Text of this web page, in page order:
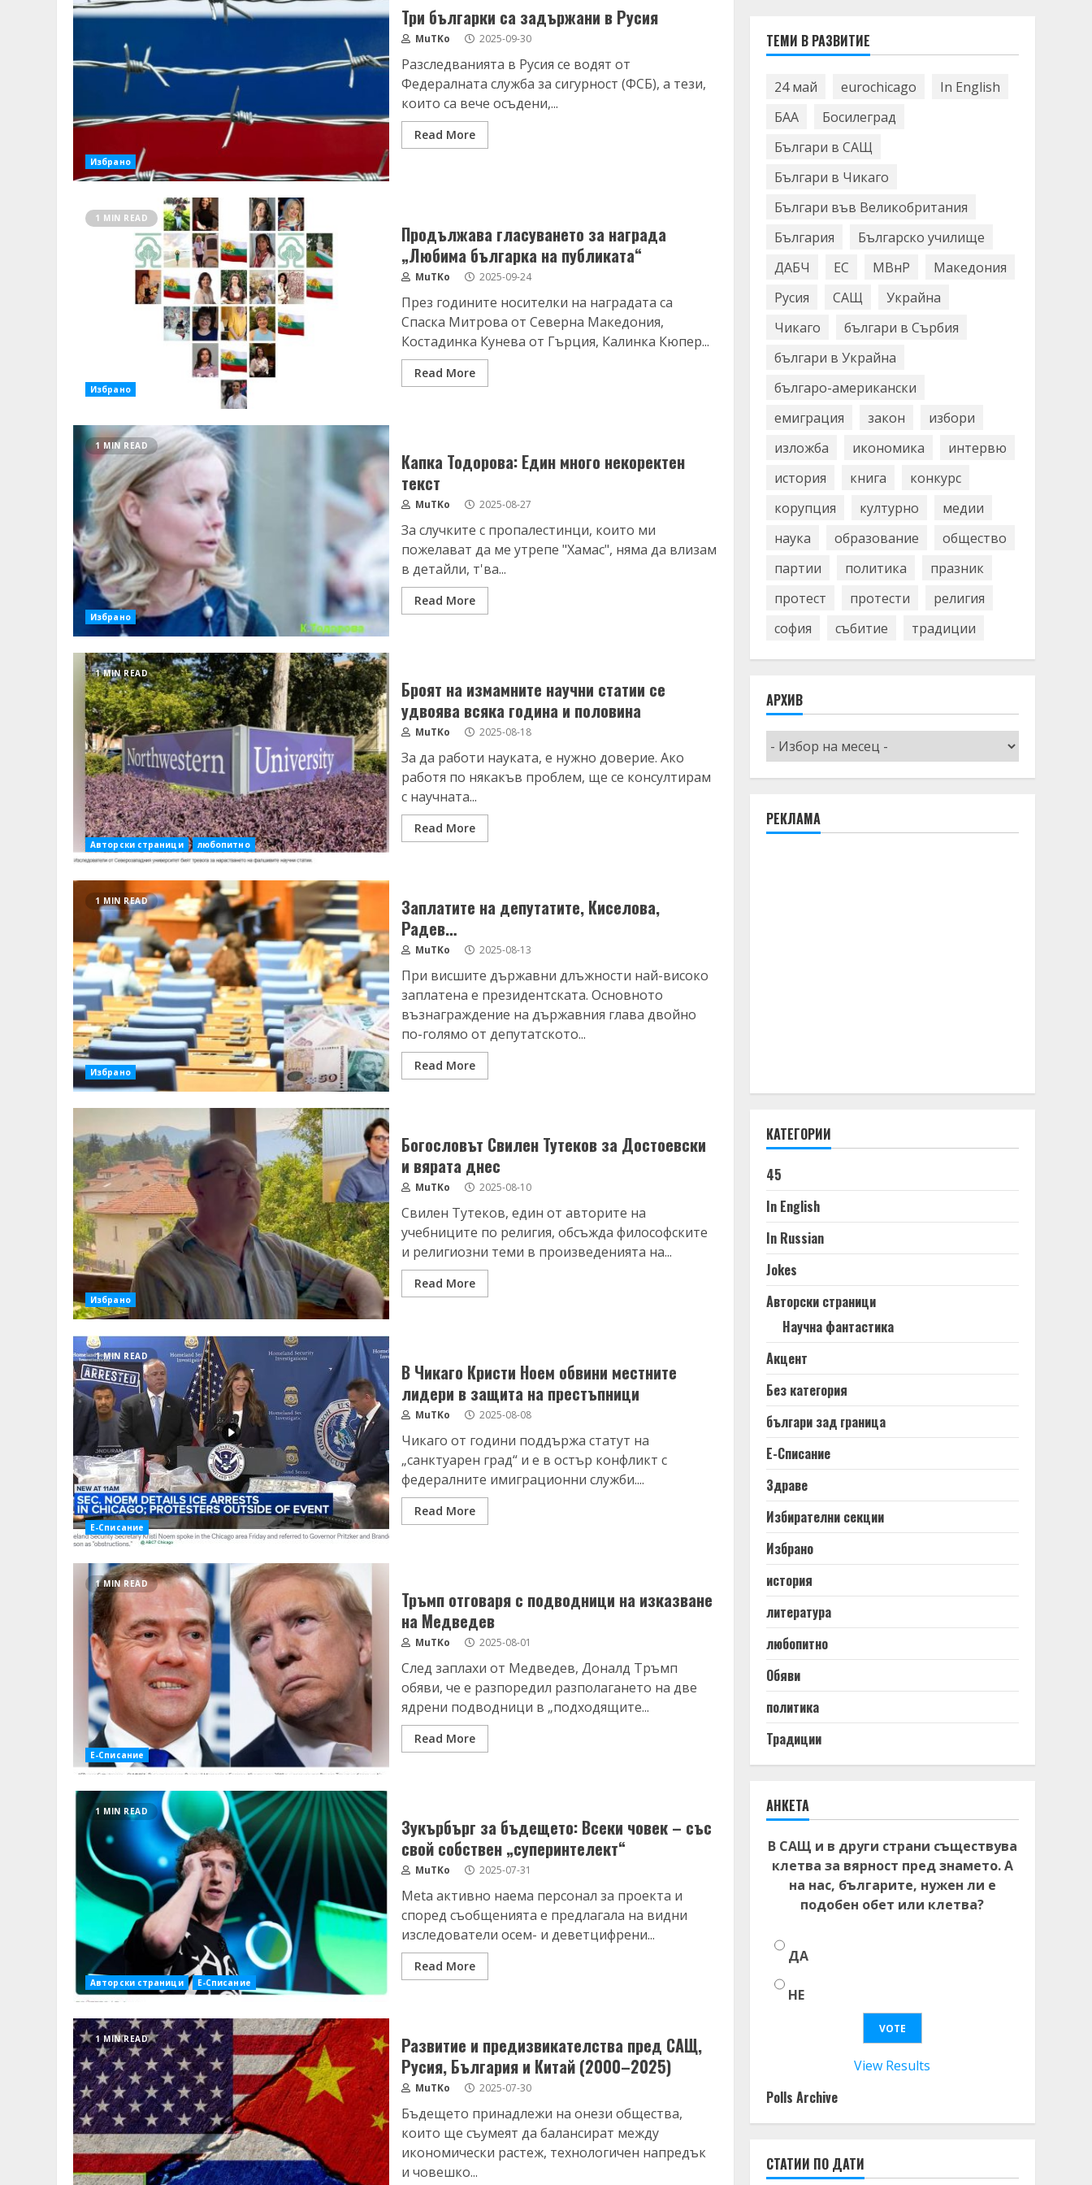
Избрано
Три българки са задържани в Русия
MuTKo 2025-09-30
Разследванията в Русия се водят от
Федералната служба за сигурност (ФСБ), а тези,
които са вече осъдени,...
Read More
1 MIN READ
Избрано
Продължава гласуването за награда
„Любима българка на публиката“
MuTKo 2025-09-24
През годините носителки на наградата са
Спаска Митрова от Северна Македония,
Костадинка Кунева от Гърция, Калинка Кюпер...
Read More
1 MIN READ
Избрано
Капка Тодорова: Един много некоректен
текст
MuTKo 2025-08-27
За случките с пропалестинци, които ми
пожелават да ме утрепе "Хамас", няма да влизам
в детайли, т'ва...
Read More
1 MIN READ
Авторски страници любопитно
Броят на измамните научни статии се
удвоява всяка година и половина
MuTKo 2025-08-18
За да работи науката, е нужно доверие. Ако
работя по някакъв проблем, ще се консултирам
с научната...
Read More
1 MIN READ
Избрано
Заплатите на депутатите, Киселова,
Радев…
MuTKo 2025-08-13
При висшите държавни длъжности най-високо
заплатена е президентската. Основното
възнаграждение на държавния глава двойно
по-голямо от депутатското...
Read More
Избрано
Богословът Свилен Тутеков за Достоевски
и вярата днес
MuTKo 2025-08-10
Свилен Тутеков, един от авторите на
учебниците по религия, обсъжда философските
и религиозни теми в произведенията на...
Read More
1 MIN READ
Е-Списание
В Чикаго Кристи Ноем обвини местните
лидери в защита на престъпници
MuTKo 2025-08-08
Чикаго от години поддържа статут на
„санктуарен град“ и е в остър конфликт с
федералните имиграционни служби....
Read More
1 MIN READ
Е-Списание
Тръмп отговаря с подводници на изказване
на Медведев
MuTKo 2025-08-01
След заплахи от Медведев, Доналд Тръмп
обяви, че е разпоредил разполагането на две
ядрени подводници в „подходящите...
Read More
1 MIN READ
Авторски страници Е-Списание
Зукърбърг за бъдещето: Всеки човек – със
свой собствен „суперинтелект“
MuTKo 2025-07-31
Meta активно наема персонал за проекта и
според съобщенията е предлагала на видни
изследователи осем- и деветцифрени...
Read More
1 MIN READ
Развитие и предизвикателства пред САЩ,
Русия, България и Китай (2000–2025)
MuTKo 2025-07-30
Бъдещето принадлежи на онези общества,
които ще съумеят да балансират между
икономически растеж, технологичен напредък
и човешко...
ТЕМИ В РАЗВИТИЕ
24 май eurochicago
In English
БАА
Босилеград
Българи в САЩ
Българи в Чикаго
Българи във Великобритания
България
Българско училище
ДАБЧ
ЕС МВнР
Македония
Русия
САЩ
Украйна
Чикаго
българи в Сърбия
българи в Украйна
българо-американски
емиграция
закон
избори
изложба
икономика
интервю
история
книга
конкурс
корупция
културно
медии
наука
образование
общество
партии
политика
празник
протест
протести
религия
софия
събитие традиции
АРХИВ
Архив
РЕКЛАМА
КАТЕГОРИИ
45
In English
In Russian
Jokes
Авторски страници
Научна фантастика
Акцент
Без категория
българи зад граница
Е-Списание
Здраве
Избирателни секции
Избрано
история
литература
любопитно
Обяви
политика
Традиции
АНКЕТА
В САЩ и в други страни съществува
клетва за вярност пред знамето. А
на нас, българите, нужен ли е
подобен обет или клетва?
ДА
НЕ
View Results
Polls Archive
СТАТИИ ПО ДАТИ